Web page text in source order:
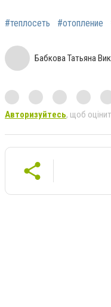
#теплосеть #отопление
Бабкова Татьяна
Авторизуйтесь, щоб